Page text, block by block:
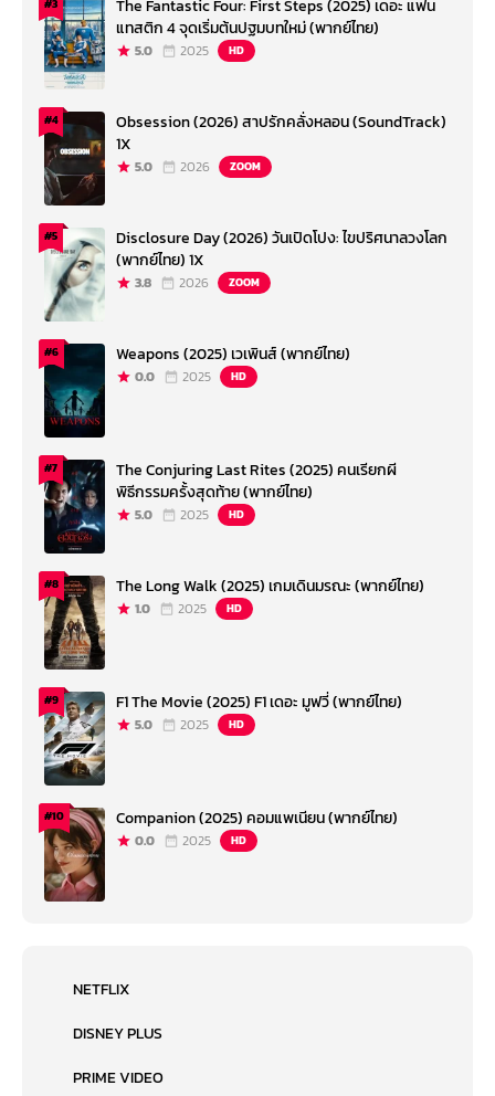
#3
The Fantastic Four: First Steps (2025) เดอะ แฟน
แทสติก 4 จุดเริ่มต้นปฐมบทใหม่ (พากย์ไทย)
5.0 2025 HD
#4
Obsession (2026) สาปรักคลั่งหลอน (SoundTrack)
1X
5.0 2026 ZOOM
#5
Disclosure Day (2026) วันเปิดโปง: ไขปริศนาลวงโลก
(พากย์ไทย) 1X
3.8 2026 ZOOM
#6 Weapons (2025) เวเพินส์ (พากย์ไทย)
0.0 2025 HD
#7
The Conjuring Last Rites (2025) คนเรียกผี
พิธีกรรมครั้งสุดท้าย (พากย์ไทย)
5.0 2025 HD
#8 The Long Walk (2025) เกมเดินมรณะ (พากย์ไทย)
1.0 2025 HD
#9 F1 The Movie (2025) F1 เดอะ มูฟวี่ (พากย์ไทย)
5.0 2025 HD
#10 Companion (2025) คอมแพเนียน (พากย์ไทย)
0.0 2025 HD
NETFLIX
DISNEY PLUS
PRIME VIDEO